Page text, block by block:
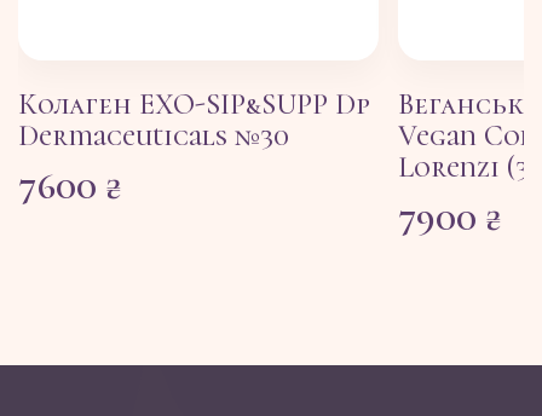
Колаген EXO-SIP&SUPP Dp
Dermaceuticals №30
7600 ₴
Vegan
Lorenzi
7900 ₴